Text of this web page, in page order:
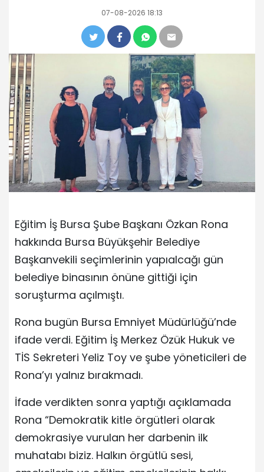
07-08-2026 18:13
Eğitim İş Bursa Şube Başkanı Özkan Rona
hakkında Bursa Büyükşehir Belediye
Başkanvekili seçimlerinin yapıalcağı gün
belediye binasının önüne gittiği için
soruşturma açılmıştı.
Rona bugün Bursa Emniyet Müdürlüğü’nde
ifade verdi. Eğitim İş Merkez Özük Hukuk ve
TİS Sekreteri Yeliz Toy ve şube yöneticileri de
Rona’yı yalnız bırakmadı.
İfade verdikten sonra yaptığı açıklamada
Rona “Demokratik kitle örgütleri olarak
demokrasiye vurulan her darbenin ilk
muhatabı biziz. Halkın örgütlü sesi,